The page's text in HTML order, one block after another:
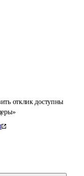
отклик доступны